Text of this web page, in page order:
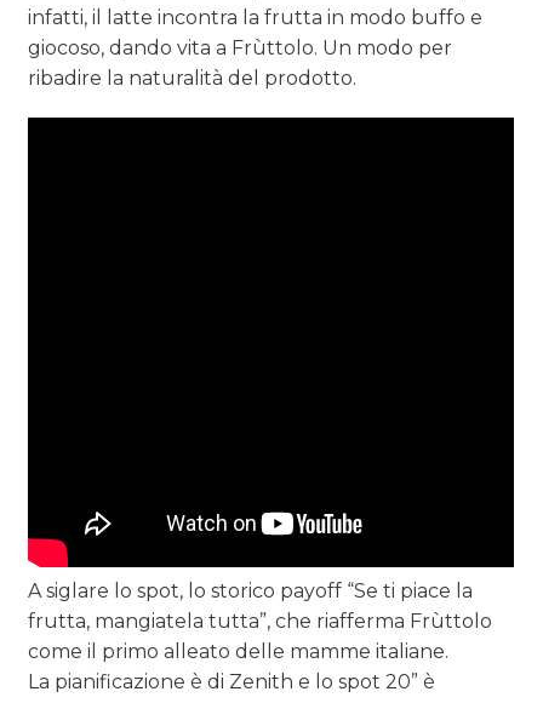
infatti, il latte incontra la frutta in modo buffo e
giocoso, dando vita a Frùttolo. Un modo per
ribadire la naturalità del prodotto.
A siglare lo spot, lo storico payoff “Se ti piace la
frutta, mangiatela tutta”, che riafferma Frùttolo
come il primo alleato delle mamme italiane.
La pianificazione è di Zenith e lo spot 20” è